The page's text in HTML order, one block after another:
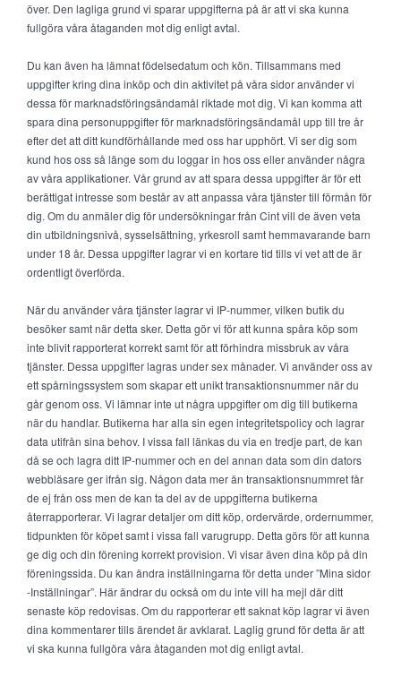
över. Den lagliga grund vi sparar uppgifterna på är att vi ska kunna
fullgöra våra åtaganden mot dig enligt avtal.
Du kan även ha lämnat födelsedatum och kön. Tillsammans med
uppgifter kring dina inköp och din aktivitet på våra sidor använder vi
dessa för marknadsföringsändamål riktade mot dig. Vi kan komma att
spara dina personuppgifter för marknadsföringsändamål upp till tre år
efter det att ditt kundförhållande med oss har upphört. Vi ser dig som
kund hos oss så länge som du loggar in hos oss eller använder några
av våra applikationer. Vår grund av att spara dessa uppgifter är för ett
berättigat intresse som består av att anpassa våra tjänster till förmån för
dig. Om du anmäler dig för undersökningar från Cint vill de även veta
din utbildningsnivå, sysselsättning, yrkesroll samt hemmavarande barn
under 18 år. Dessa uppgifter lagrar vi en kortare tid tills vi vet att de är
ordentligt överförda.
När du använder våra tjänster lagrar vi IP-nummer, vilken butik du
besöker samt när detta sker. Detta gör vi för att kunna spåra köp som
inte blivit rapporterat korrekt samt för att förhindra missbruk av våra
tjänster. Dessa uppgifter lagras under sex månader. Vi använder oss av
ett spårningssystem som skapar ett unikt transaktionsnummer när du
går genom oss. Vi lämnar inte ut några uppgifter om dig till butikerna
när du handlar. Butikerna har alla sin egen integritetspolicy och lagrar
data utifrån sina behov. I vissa fall länkas du via en tredje part, de kan
då se och lagra ditt IP-nummer och en del annan data som din dators
webbläsare ger ifrån sig. Någon data mer än transaktionsnummret får
de ej från oss men de kan ta del av de uppgifterna butikerna
återrapporterar. Vi lagrar detaljer om ditt köp, ordervärde, ordernummer,
tidpunkten för köpet samt i vissa fall varugrupp. Detta görs för att kunna
ge dig och din förening korrekt provision. Vi visar även dina köp på din
föreningssida. Du kan ändra inställningarna för detta under ”Mina sidor
-Inställningar”. Här ändrar du också om du inte vill ha mejl där ditt
senaste köp redovisas. Om du rapporterar ett saknat köp lagrar vi även
dina kommentarer tills ärendet är avklarat. Laglig grund för detta är att
vi ska kunna fullgöra våra åtaganden mot dig enligt avtal.